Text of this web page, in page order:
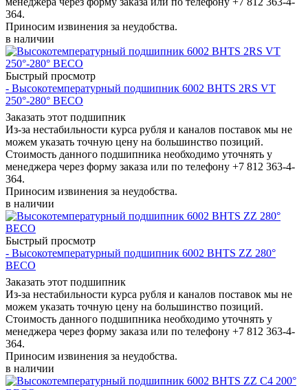
364.
Приносим извинения за неудобства.
в наличии
Быстрый просмотр
- Высокотемпературный подшипник 6002 BHTS 2RS VT
250°-280° BECO
Заказать этот подшипник
Из-за нестабильности курса рубля и каналов поставок мы не
можем указать точную цену на большинство позиций.
Стоимость данного подшипника необходимо уточнять у
менеджера через форму заказа или по телефону +7 812 363-4-
364.
Приносим извинения за неудобства.
в наличии
Быстрый просмотр
- Высокотемпературный подшипник 6002 BHTS ZZ 280°
BECO
Заказать этот подшипник
Из-за нестабильности курса рубля и каналов поставок мы не
можем указать точную цену на большинство позиций.
Стоимость данного подшипника необходимо уточнять у
менеджера через форму заказа или по телефону +7 812 363-4-
364.
Приносим извинения за неудобства.
в наличии